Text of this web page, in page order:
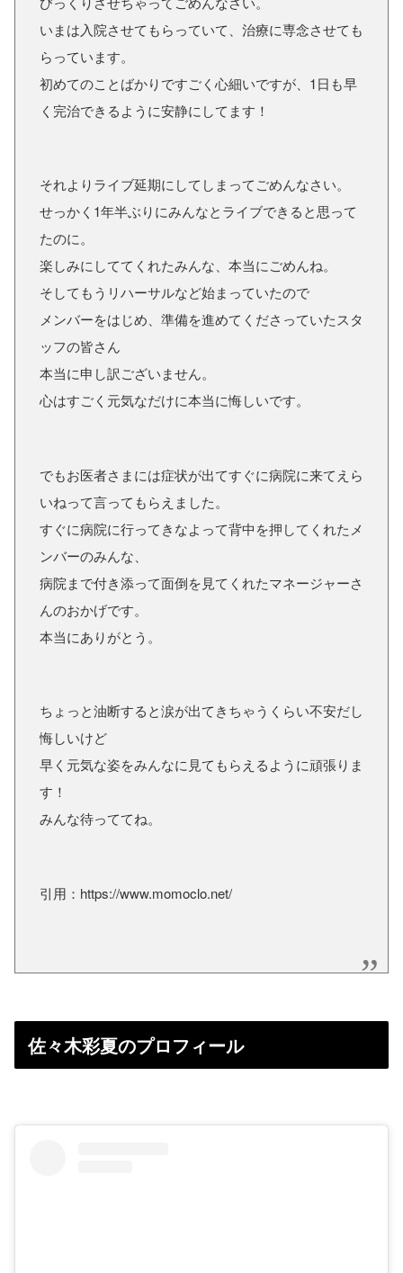
いまは入院させてもらっていて、治療に専念させても
らっています。
初めてのことばかりですごく心細いですが、1日も早
く完治できるように安静にしてます！
それよりライブ延期にしてしまってごめんなさい。
せっかく1年半ぶりにみんなとライブできると思って
たのに。
楽しみにしててくれたみんな、本当にごめんね。
そしてもうリハーサルなど始まっていたので
メンバーをはじめ、準備を進めてくださっていたスタ
ッフの皆さん
本当に申し訳ございません。
心はすごく元気なだけに本当に悔しいです。
でもお医者さまには症状が出てすぐに病院に来てえら
いねって言ってもらえました。
すぐに病院に行ってきなよって背中を押してくれたメ
ンバーのみんな、
病院まで付き添って面倒を見てくれたマネージャーさ
んのおかげです。
本当にありがとう。
ちょっと油断すると涙が出てきちゃうくらい不安だし
悔しいけど
早く元気な姿をみんなに見てもらえるように頑張りま
す！
みんな待っててね。
引用：https://www.momoclo.net/
佐々木彩夏のプロフィール